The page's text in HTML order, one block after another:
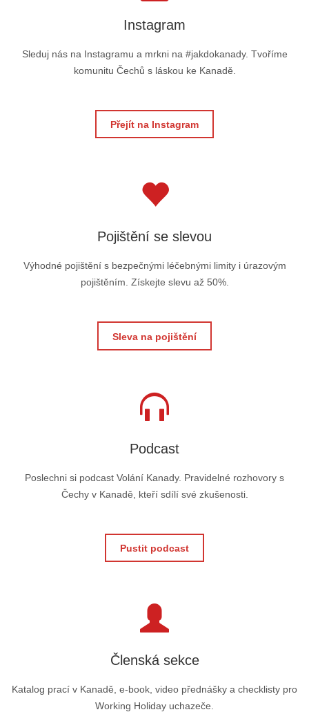
Instagram
Sleduj nás na Instagramu a mrkni na #jakdokanady. Tvoříme
komunitu Čechů s láskou ke Kanadě.
Přejít na Instagram
Pojištění se slevou
Výhodné pojištění s bezpečnými léčebnými limity i úrazovým
pojištěním. Získejte slevu až 50%.
Sleva na pojištění
Podcast
Poslechni si podcast Volání Kanady. Pravidelné rozhovory s
Čechy v Kanadě, kteří sdílí své zkušenosti.
Pustit podcast
Členská sekce
Katalog prací v Kanadě, e-book, video přednášky a checklisty pro
Working Holiday uchazeče.